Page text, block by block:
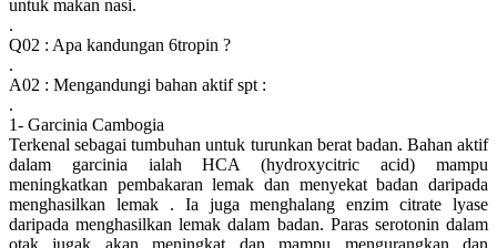
untuk makan nasi.
.
Q02 : Apa kandungan 6tropin ?
.
A02 : Mengandungi bahan aktif spt :
.
1- Garcinia Cambogia
Terkenal sebagai tumbuhan untuk turunkan berat badan. Bahan aktif
dalam garcinia ialah HCA (hydroxycitric acid) mampu
meningkatkan pembakaran lemak dan menyekat badan daripada
menghasilkan lemak . Ia juga menghalang enzim citrate lyase
daripada menghasilkan lemak dalam badan. Paras serotonin dalam